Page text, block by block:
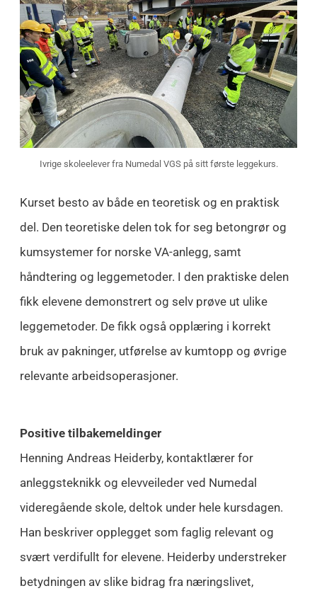
Ivrige skoleelever fra Numedal VGS på sitt første leggekurs.
Kurset besto av både en teoretisk og en praktisk
del. Den teoretiske delen tok for seg betongrør og
kumsystemer for norske VA-anlegg, samt
håndtering og leggemetoder. I den praktiske delen
fikk elevene demonstrert og selv prøve ut ulike
leggemetoder. De fikk også opplæring i korrekt
bruk av pakninger, utførelse av kumtopp og øvrige
relevante arbeidsoperasjoner.
Positive tilbakemeldinger
Henning Andreas Heiderby, kontaktlærer for
anleggsteknikk og elevveileder ved Numedal
videregående skole, deltok under hele kursdagen.
Han beskriver opplegget som faglig relevant og
svært verdifullt for elevene. Heiderby understreker
betydningen av slike bidrag fra næringslivet,